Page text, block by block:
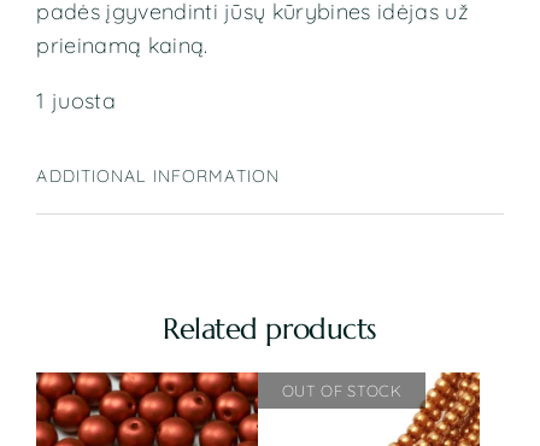
padės įgyvendinti jūsų kūrybines idėjas už
prieinamą kainą.
1 juosta
ADDITIONAL INFORMATION
Related products